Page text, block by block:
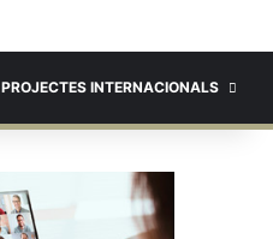
PROJECTES INTERNACIONALS